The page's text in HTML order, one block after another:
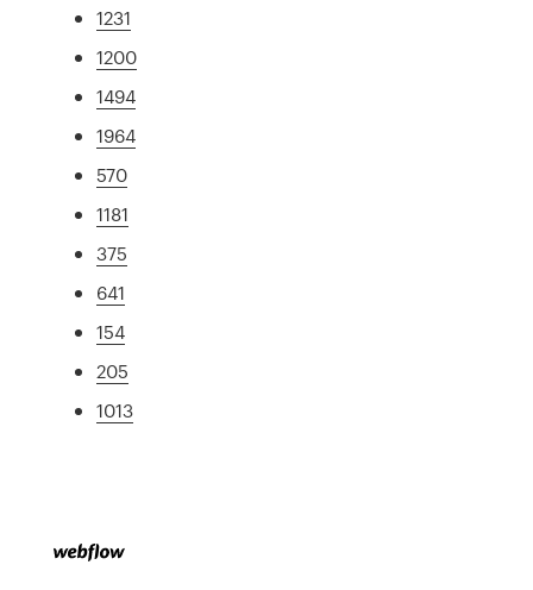
1231
1200
1494
1964
570
1181
375
641
154
205
1013